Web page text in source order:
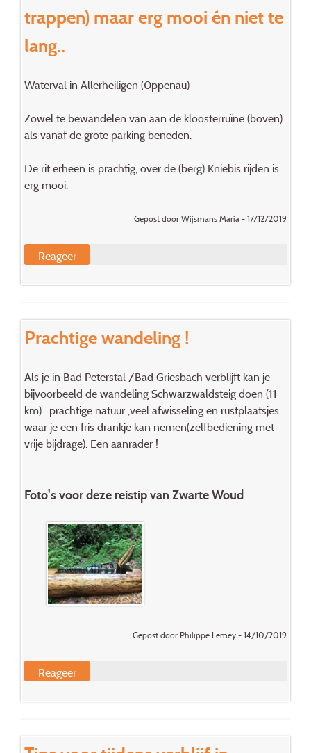
trappen) maar erg mooi én niet te
lang..
Waterval in Allerheiligen (0ppenau)
Zowel te bewandelen van aan de kloosterruïne (boven)
als vanaf de grote parking beneden.
De rit erheen is prachtig, over de (berg) Kniebis rijden is
erg mooi.
Gepost door Wijsmans Maria - 17/12/2019
Reageer
Prachtige wandeling !
Als je in Bad Peterstal /Bad Griesbach verblijft kan je
bijvoorbeeld de wandeling Schwarzwaldsteig doen (11
km) : prachtige natuur ,veel afwisseling en rustplaatsjes
waar je een fris drankje kan nemen(zelfbediening met
vrije bijdrage). Een aanrader !
Foto's voor deze reistip van Zwarte Woud
Gepost door Philippe Lemey - 14/10/2019
Reageer